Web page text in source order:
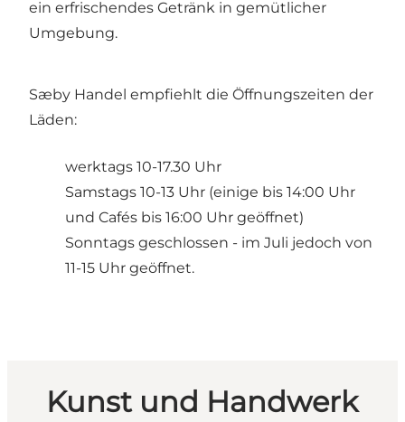
ein erfrischendes Getränk in gemütlicher
Umgebung.
Sæby Handel empfiehlt die Öffnungszeiten der
Läden:
werktags 10-17.30 Uhr
Samstags 10-13 Uhr (einige bis 14:00 Uhr
und Cafés bis 16:00 Uhr geöffnet)
Sonntags geschlossen - im Juli jedoch von
11-15 Uhr geöffnet.
Kunst und Handwerk